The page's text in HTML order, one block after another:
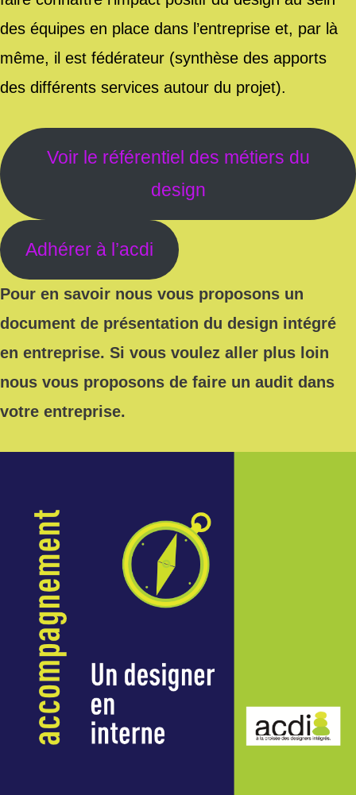
des équipes en place dans l’entreprise et, par là
même, il est fédérateur (synthèse des apports
des différents services autour du projet).
Voir le référentiel des métiers du
design
Adhérer à l’acdi
Pour en savoir nous vous proposons un
document de présentation du design intégré
en entreprise. Si vous voulez aller plus loin
nous vous proposons de faire un audit dans
votre entreprise.